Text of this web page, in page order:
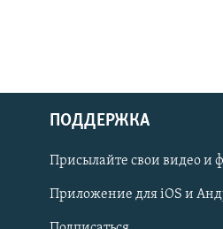
Українською
Qırımtatar
ПОДДЕРЖКА
Присылайте свои видео и
Приложение для iOS и